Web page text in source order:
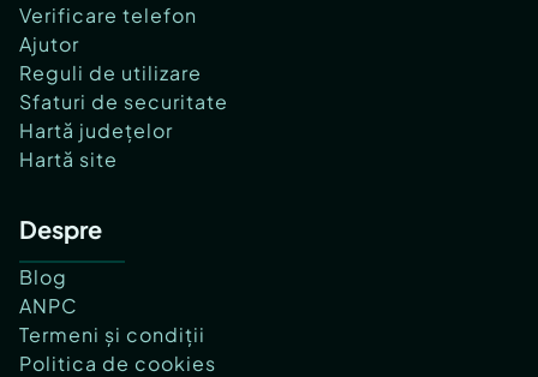
Verificare telefon
Ajutor
Reguli de utilizare
Sfaturi de securitate
Hartă județelor
Hartă site
Despre
Blog
ANPC
Termeni și condiții
Politica de cookies